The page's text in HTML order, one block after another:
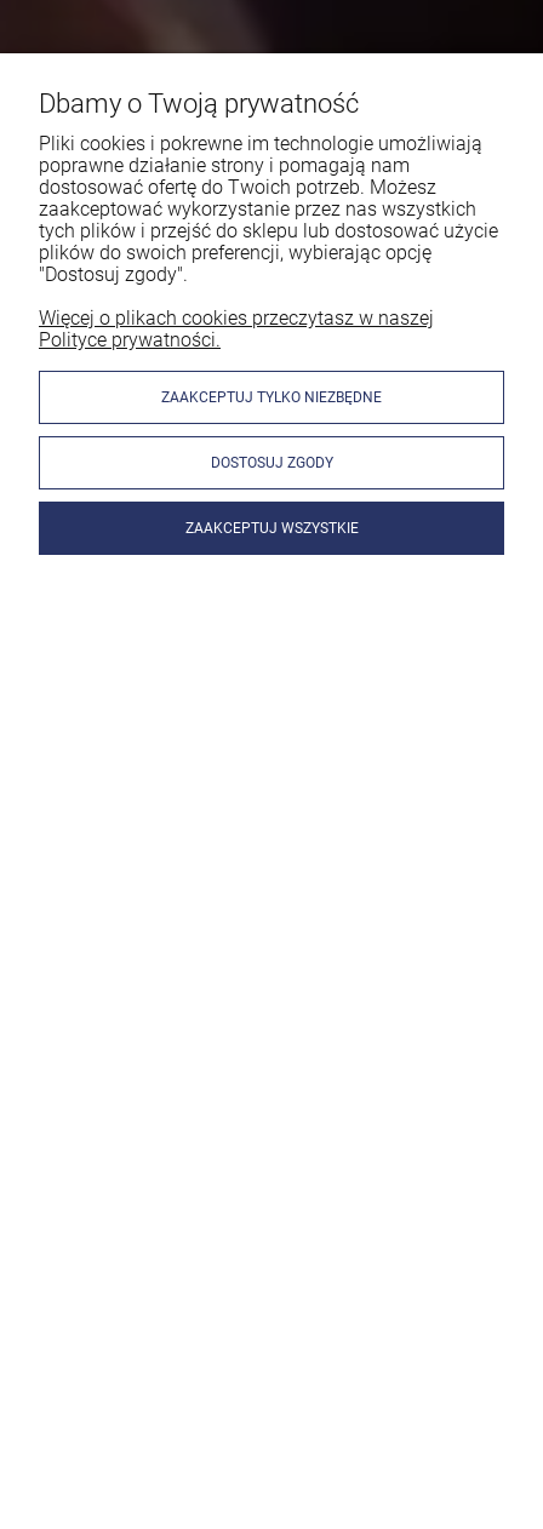
Dbamy o Twoją prywatność
Pliki cookies i pokrewne im technologie umożliwiają
poprawne działanie strony i pomagają nam
dostosować ofertę do Twoich potrzeb. Możesz
zaakceptować wykorzystanie przez nas wszystkich
tych plików i przejść do sklepu lub dostosować użycie
plików do swoich preferencji, wybierając opcję
"Dostosuj zgody".
Więcej o plikach cookies przeczytasz w naszej
Polityce prywatności.
ZAAKCEPTUJ TYLKO NIEZBĘDNE
DOSTOSUJ ZGODY
ZAAKCEPTUJ WSZYSTKIE